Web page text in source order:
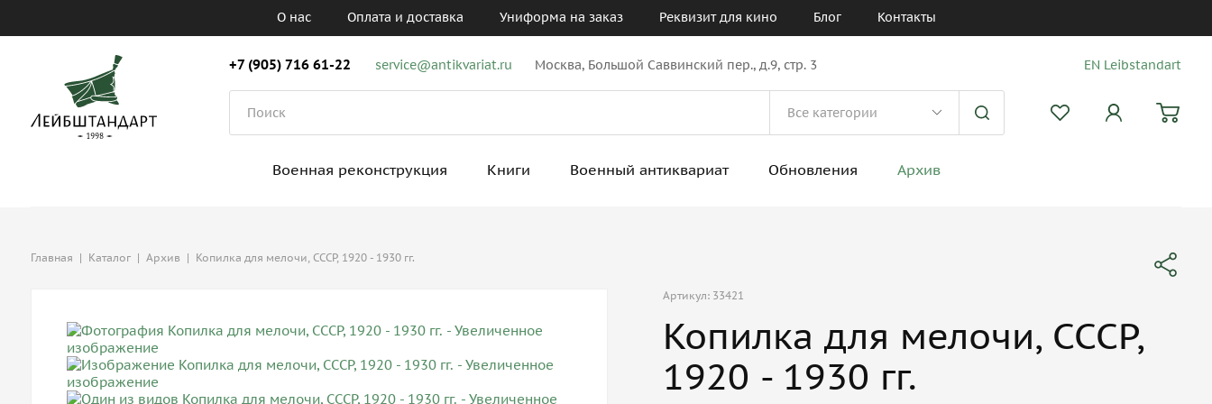
О нас Оплата и доставка Униформа на заказ Реквизит для кино Блог Контакты
+7 (905) 716 61-22 service@antikvariat.ru Москва, Большой Саввинский пер., д.9, стр. 3 EN Leibstandart
Военная реконструкция Книги Военный антиквариат Обновления Архив
Главная | Каталог | Архив | Копилка для мелочи, СССР, 1920 - 1930 гг.
Артикул: 33421
Копилка для мелочи, СССР,
1920 - 1930 гг.